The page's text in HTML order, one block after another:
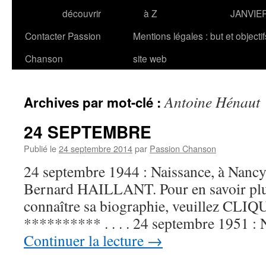
découvrir
à Z
Contacter Passion
Chanson
Mentions légales : but et
site web
Archives par mot-clé :Antoine Hénaut
24 SEPTEMBRE
Publié le24 septembre 2014par Passion Chanson
24 septembre 1944 : Naissance, à
Bernard HAILLANT. Pour en savoir
connaître sa biographie, veuillez
********** . . . . 24 septembre 1951 :
Continuer la lecture →